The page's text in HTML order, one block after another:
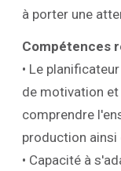
à porter une
Compétences
• Le
de motivation
comprendre
production ainsi
• Capacité à